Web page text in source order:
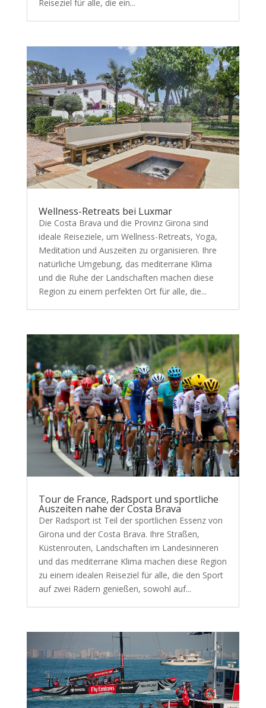
Reiseziel für alle, die ein...
Wellness-Retreats bei Luxmar
Die Costa Brava und die Provinz Girona sind
ideale Reiseziele, um Wellness-Retreats, Yoga,
Meditation und Auszeiten zu organisieren. Ihre
natürliche Umgebung, das mediterrane Klima
und die Ruhe der Landschaften machen diese
Region zu einem perfekten Ort für alle, die...
Tour de France, Radsport und sportliche
Auszeiten nahe der Costa Brava
Der Radsport ist Teil der sportlichen Essenz von
Girona und der Costa Brava. Ihre Straßen,
Küstenrouten, Landschaften im Landesinneren
und das mediterrane Klima machen diese Region
zu einem idealen Reiseziel für alle, die den Sport
auf zwei Rädern genießen, sowohl auf...